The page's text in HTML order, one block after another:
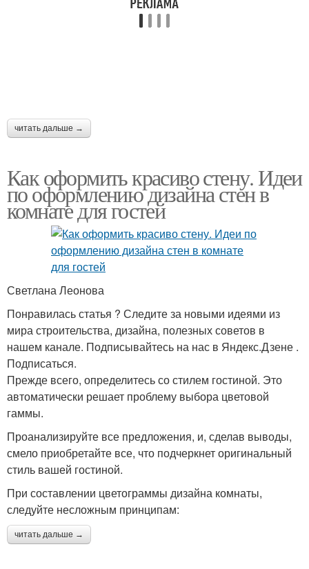
читать дальше →
Как оформить красиво стену. Идеи
по оформлению дизайна стен в
комнате для гостей
Светлана Леонова
Понравилась статья ? Следите за новыми идеями из
мира строительства, дизайна, полезных советов в
нашем канале. Подписывайтесь на нас в Яндекс.Дзене .
Подписаться.
Прежде всего, определитесь со стилем гостиной. Это
автоматически решает проблему выбора цветовой
гаммы.
Проанализируйте все предложения, и, сделав выводы,
смело приобретайте все, что подчеркнет оригинальный
стиль вашей гостиной.
При составлении цветограммы дизайна комнаты,
следуйте несложным принципам:
читать дальше →